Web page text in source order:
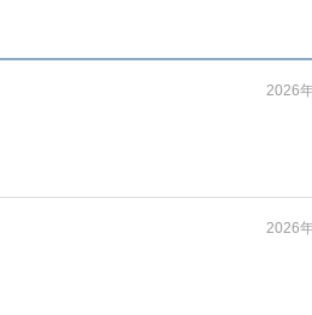
2026
2026